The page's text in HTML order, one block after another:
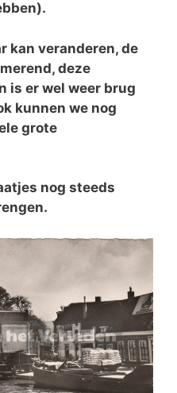
kan veranderen, de
deze
is er wel weer brug
kunnen we nog
grote
nog steeds